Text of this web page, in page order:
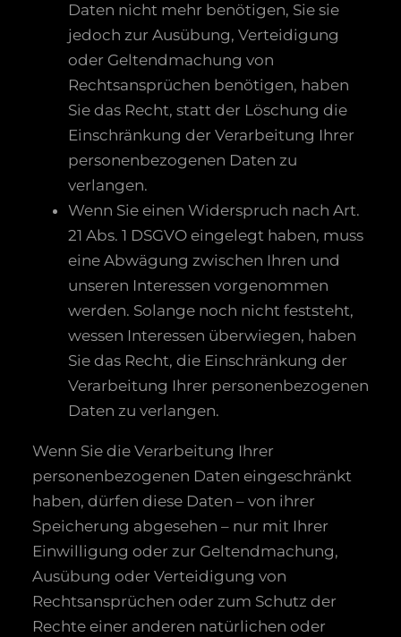
Daten nicht mehr benötigen, Sie sie
jedoch zur Ausübung, Verteidigung
oder Geltendmachung von
Rechtsansprüchen benötigen, haben
Sie das Recht, statt der Löschung die
Einschränkung der Verarbeitung Ihrer
personenbezogenen Daten zu
verlangen.
Wenn Sie einen Widerspruch nach Art.
21 Abs. 1 DSGVO eingelegt haben, muss
eine Abwägung zwischen Ihren und
unseren Interessen vorgenommen
werden. Solange noch nicht feststeht,
wessen Interessen überwiegen, haben
Sie das Recht, die Einschränkung der
Verarbeitung Ihrer personenbezogenen
Daten zu verlangen.
Wenn Sie die Verarbeitung Ihrer
personenbezogenen Daten eingeschränkt
haben, dürfen diese Daten – von ihrer
Speicherung abgesehen – nur mit Ihrer
Einwilligung oder zur Geltendmachung,
Ausübung oder Verteidigung von
Rechtsansprüchen oder zum Schutz der
Rechte einer anderen natürlichen oder